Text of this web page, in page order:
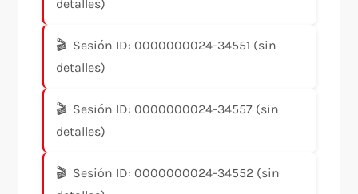
detalles)
Sesión ID: 0000000024-34551 (sin
detalles)
Sesión ID: 0000000024-34557 (sin
detalles)
Sesión ID: 0000000024-34552 (sin